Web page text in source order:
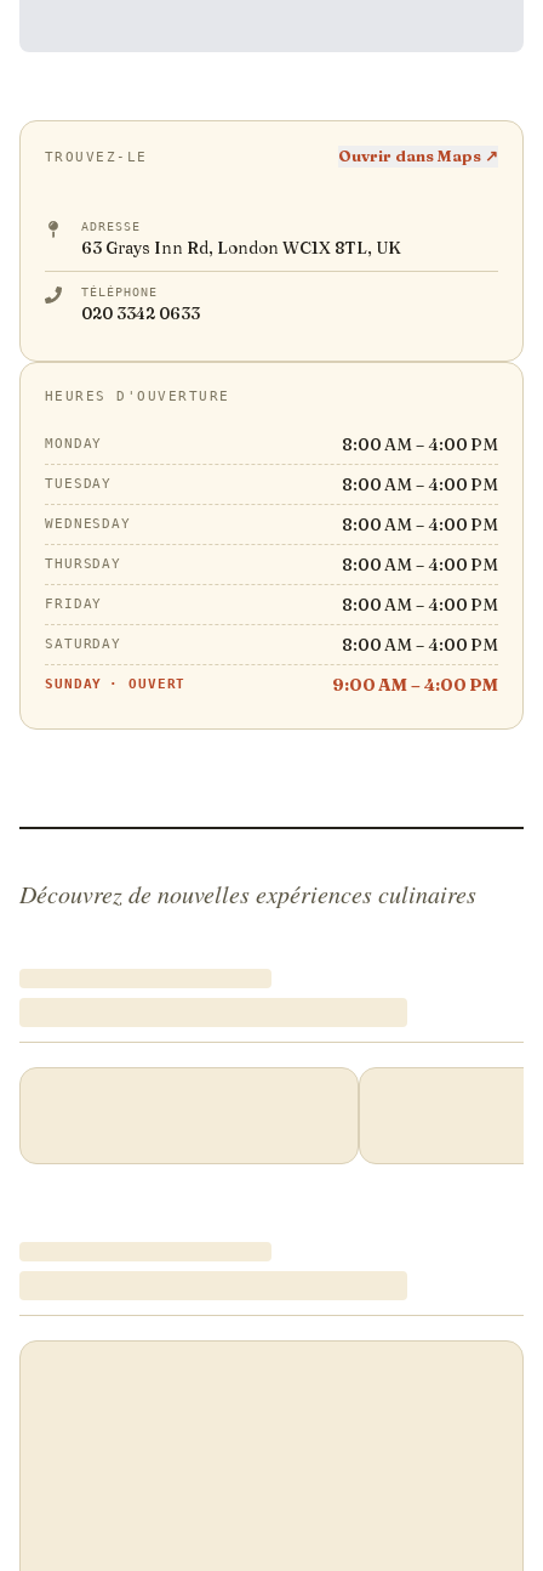
TROUVEZ-LE Ouvrir dans Maps ↗
ADRESSE
63 Grays Inn Rd, London WC1X 8TL, UK
TÉLÉPHONE
020 3342 0633
HEURES D'OUVERTURE
MONDAY 8:00 AM – 4:00 PM
TUESDAY 8:00 AM – 4:00 PM
WEDNESDAY 8:00 AM – 4:00 PM
THURSDAY 8:00 AM – 4:00 PM
FRIDAY 8:00 AM – 4:00 PM
SATURDAY 8:00 AM – 4:00 PM
SUNDAY ·OUVERT 9:00 AM – 4:00 PM
Découvrez de nouvelles expériences culinaires